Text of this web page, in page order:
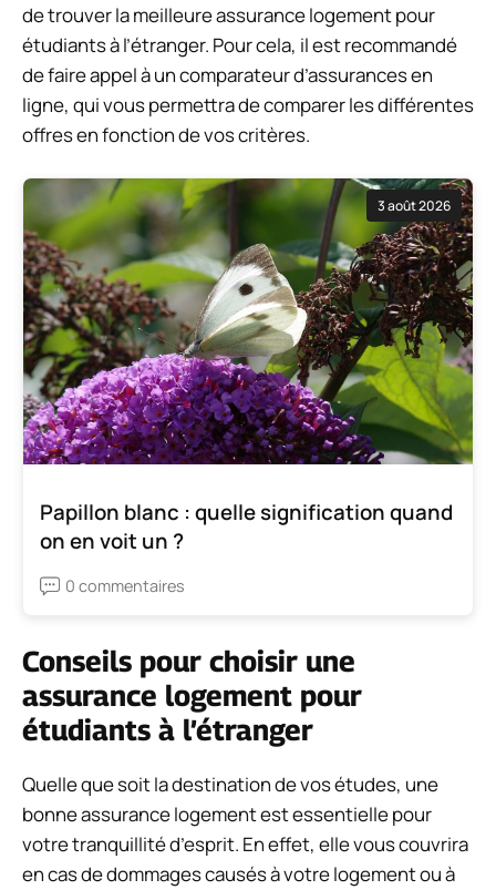
de trouver la meilleure assurance logement pour
étudiants à l’étranger. Pour cela, il est recommandé
de faire appel à un comparateur d’assurances en
ligne, qui vous permettra de comparer les différentes
offres en fonction de vos critères.
3 août 2026
Papillon blanc : quelle signification quand
on en voit un ?
0 commentaires
Conseils pour choisir une
assurance logement pour
étudiants à l’étranger
Quelle que soit la destination de vos études, une
bonne assurance logement est essentielle pour
votre tranquillité d’esprit. En effet, elle vous couvrira
en cas de dommages causés à votre logement ou à